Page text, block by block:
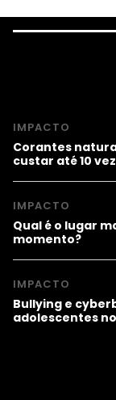
IMPACTO
Corantes
custar até 10
IMPACTO
Qual é o lugar
momento?
IMPACTO
Bullying e
adolescentes